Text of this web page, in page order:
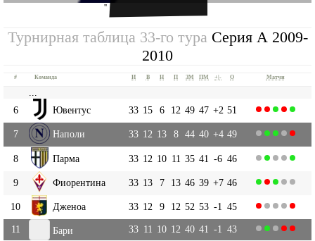
''
Турнирная таблица 33-го тура Серия А 2009-
2010
# Команда И В Н П ЗМ ПМ +|- О Матчи
6
Ювентус 33 15 6 12 49 47 +2 51
7 Наполи 33 12 13 8 44 40 +4 49
8 Парма 33 12 10 11 35 41 -6 46
9 Фиорентина 33 13 7 13 46 39 +7 46
10 Дженоа 33 12 9 12 52 53 -1 45
11
Бари 33 11 10 12 40 41 -1 43